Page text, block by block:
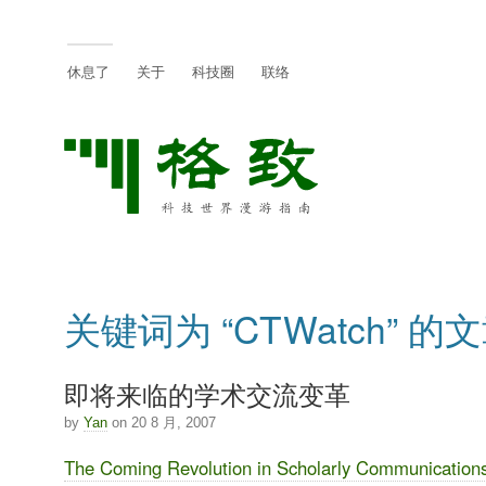
休息了 关于 科技圈 联络
关键词为 “CTWatch” 的
即将来临的学术交流变革
by Yanon 20 8 月, 2007
The Coming Revolution in Scholarly